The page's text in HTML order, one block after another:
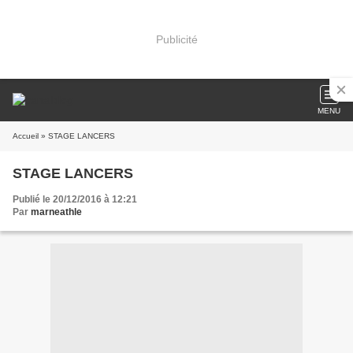
Publicité
MENU
Accueil » STAGE LANCERS
STAGE LANCERS
Publié le 20/12/2016 à 12:21
Par marneathle